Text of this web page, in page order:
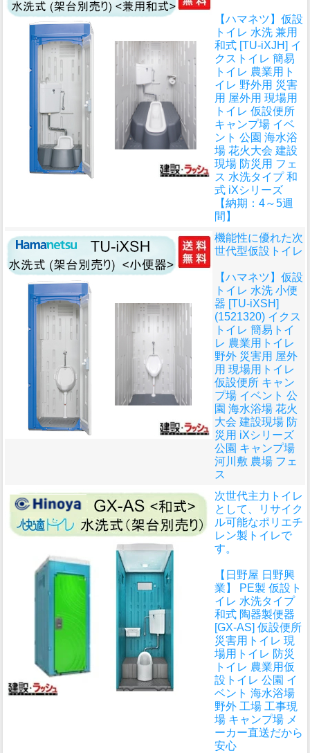
【ハマネツ】仮設
トイレ 水洗 兼用
和式 [TU-iXJH] イ
クストイレ 簡易
トイレ 農業用ト
イレ 野外用 災害
用 屋外用 現場用
トイレ 仮設便所
キャンプ場 イベ
ント 公園 海水浴
場 花火大会 建設
現場 防災用 フェ
ス 水洗タイプ 和
式 iXシリーズ
【納期：4～5週
間】
機能性に優れた次
世代型仮設トイレ
【ハマネツ】仮設
トイレ 水洗 小便
器 [TU-iXSH]
(1521320) イクス
トイレ 簡易トイ
レ 農業用トイレ
野外 災害用 屋外
用 現場用トイレ
仮設便所 キャン
プ場 イベント 公
園 海水浴場 花火
大会 建設現場 防
災用 iXシリーズ
公園 キャンプ場
河川敷 農場 フェ
ス
次世代主力トイレ
として、リサイク
ル可能なポリエチ
レン製トイレで
す。
【日野屋 日野興
業】 PE製 仮設ト
イレ 水洗タイプ
和式 陶器製便器
[GX-AS] 仮設便所
災害用トイレ 現
場用トイレ 防災
トイレ 農業用仮
設トイレ 公園 イ
ベント 海水浴場
野外 工場 工事現
場 キャンプ場 メ
ーカー直送だから
安心